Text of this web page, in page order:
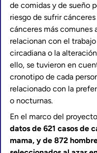
de comidas y de sueño
riesgo de sufrir
cánceres más comunes
relacionan con el
circadiana o la
ello, se tuvieron en
cronotipo de cada
relacionado con la
o nocturnas.
En el marco del
datos de 621 casos de
mama, y de 872